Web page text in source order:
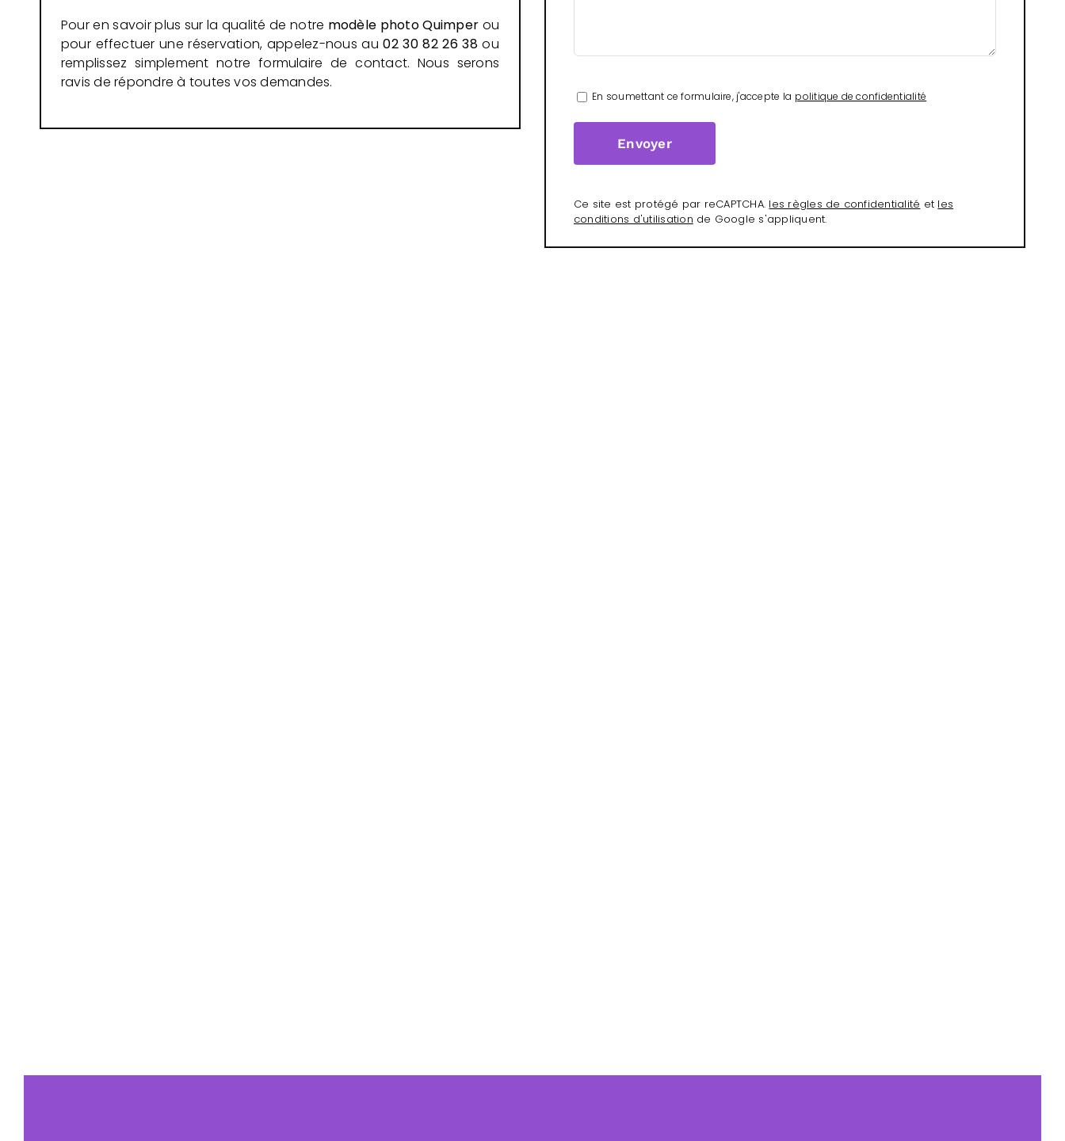
Pour en savoir plus sur la qualité de notre modèle photo Quimper ou
pour effectuer une réservation, appelez-nous au02 30 82 26 38ou
remplissez simplement notre formulaire de contact. Nous serons
ravis de répondre à toutes vos demandes.
En soumettant ce formulaire, j'accepte la politique de confidentialité
Ce site est protégé par reCAPTCHA. les règles de confidentialité et les
conditions d'utilisation de Google s'appliquent.